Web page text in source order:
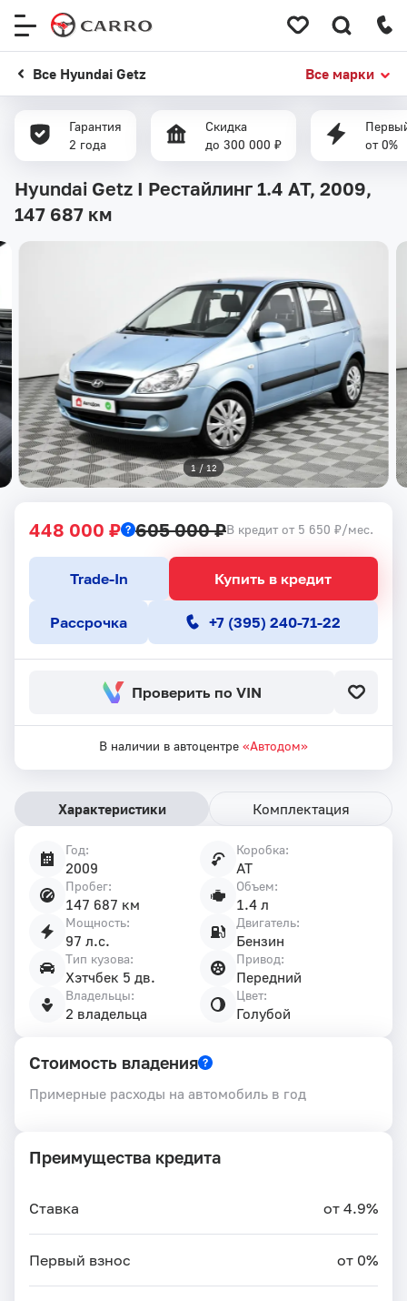
Все Hyundai Getz Все марки
Гарантия
2 года
Скидка
до 300 000 ₽
от 0%
Hyundai Getz I Рестайлинг 1.4 AT, 2009,
147 687 км
1 / 12
448 000 ₽ 605 000 ₽В кредит от 5 650 ₽/мес.
Купить в кредит
Trade-In
Рассрочка +7 (395) 240-71-22
Проверить по VIN
В наличии в автоцентре «Автодом»
Характеристики Комплектация
Год:
2009
Коробка:
AT
Пробег:
147 687 км
Объем:
1.4 л
Мощность:
97 л.с.
Двигатель:
Бензин
Тип кузова:
Хэтчбек 5 дв.
Привод:
Передний
Владельцы:
2 владельца
Цвет:
Голубой
Стоимость владения
Примерные расходы на автомобиль в год
Преимущества кредита
Ставка от 4.9%
Первый взнос от 0%